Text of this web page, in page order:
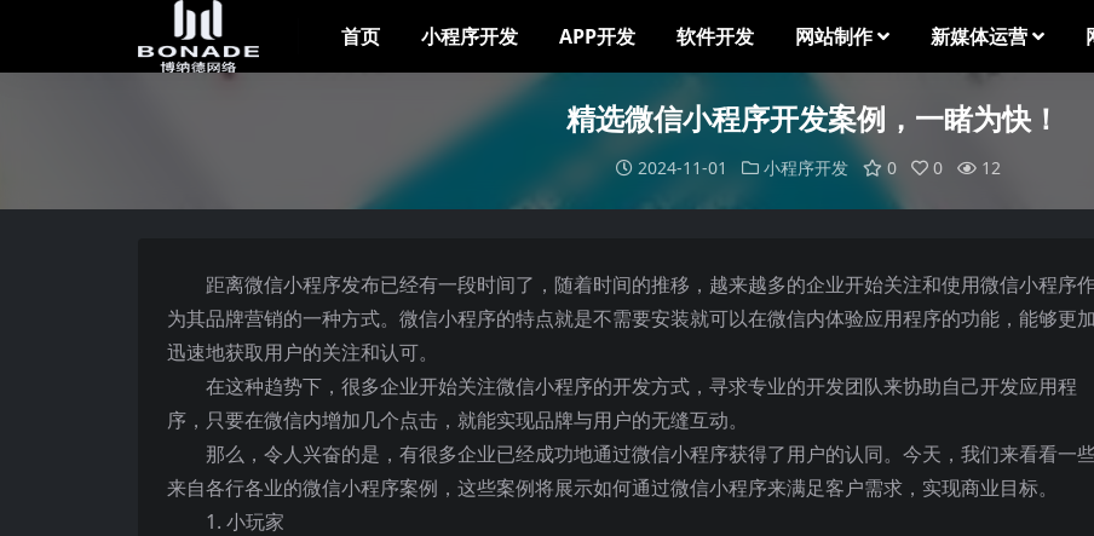
首页 小程序开发 APP开发 软件开发 网站制作 新媒体运营
精选微信小程序开发案例，一睹为快！
2024-11-01 小程序开发 0 0 12
距离微信小程序发布已经有一段时间了，随着时间的推移，越来越多的企业开始关注和使用微信小程序
为其品牌营销的一种方式。微信小程序的特点就是不需要安装就可以在微信内体验应用程序的功能，能够更加
迅速地获取用户的关注和认可。
在这种趋势下，很多企业开始关注微信小程序的开发方式，寻求专业的开发团队来协助自己开发应用程
序，只要在微信内增加几个点击，就能实现品牌与用户的无缝互动。
那么，令人兴奋的是，有很多企业已经成功地通过微信小程序获得了用户的认同。今天，我们来看看一
来自各行各业的微信小程序案例，这些案例将展示如何通过微信小程序来满足客户需求，实现商业目标。
1. 小玩家